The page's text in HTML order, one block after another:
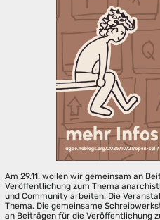
Am 29.11. wollen wir gemeinsam an
Veröffentlichung zum Thema
und Community arbeiten. Die
Thema. Die gemeinsame
an Beiträgen für die Veröffentlichung